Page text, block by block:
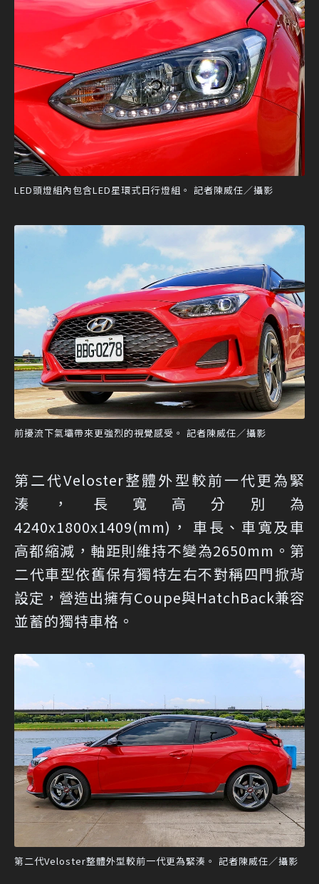
LED頭燈組內包含LED星環式日行燈組。 記者陳威任／攝影
前擾流下氣壩帶來更強烈的視覺感受。 記者陳威任／攝影
第二代Veloster整體外型較前一代更為緊
湊，長寬高分別為
4240x1800x1409(mm)， 車長、車寬及車
高都縮減，軸距則維持不變為2650mm。第
二代車型依舊保有獨特左右不對稱四門掀背
設定，營造出擁有Coupe與HatchBack兼容
並蓄的獨特車格。
第二代Veloster整體外型較前一代更為緊湊。 記者陳威任／攝影